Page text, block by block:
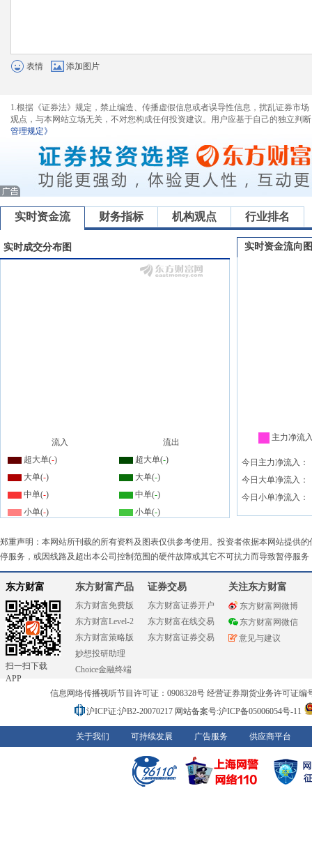
表情 添加图片
1.根据《证券法》规定，禁止编造、传播虚假信息或者误导性信息，扰乱证券市
观点，与本网站立场无关，不对您构成任何投资建议。用户应基于自己的独立判
管理规定》
实时资金流 财务指标 机构观点 行业排名
实时成交分布图
流入
流出
超大单(-) 超大单(-)
大单(-) 大单(-)
中单(-) 中单(-)
小单(-) 小单(-)
实时资金流向图
主力净流
今日主力净流入：
今日大单净流入：
今日小单净流入：
郑重声明：本网站所刊载的所有资料及图表仅供参考使用。投资者依据本网站提供
停服务，或因线路及超出本公司控制范围的硬件故障或其它不可抗力而导致暂停服
东方财富
扫一扫下载
APP
东方财富产品
东方财富免费版
东方财富Level-2
东方财富策略版
妙想投研助理
Choice金融终端
证券交易
东方财富证券开户
东方财富在线交易
东方财富证券交易
关注东方财富
东方财富网微博
东方财富网微信
意见与建议
信息网络传播视听节目许可证：0908328号 经营证券期货业务许可证编
沪ICP证:沪B2-20070217 网站备案号:沪ICP备05006054号-11
关于我们 可持续发展 广告服务 供应商平台